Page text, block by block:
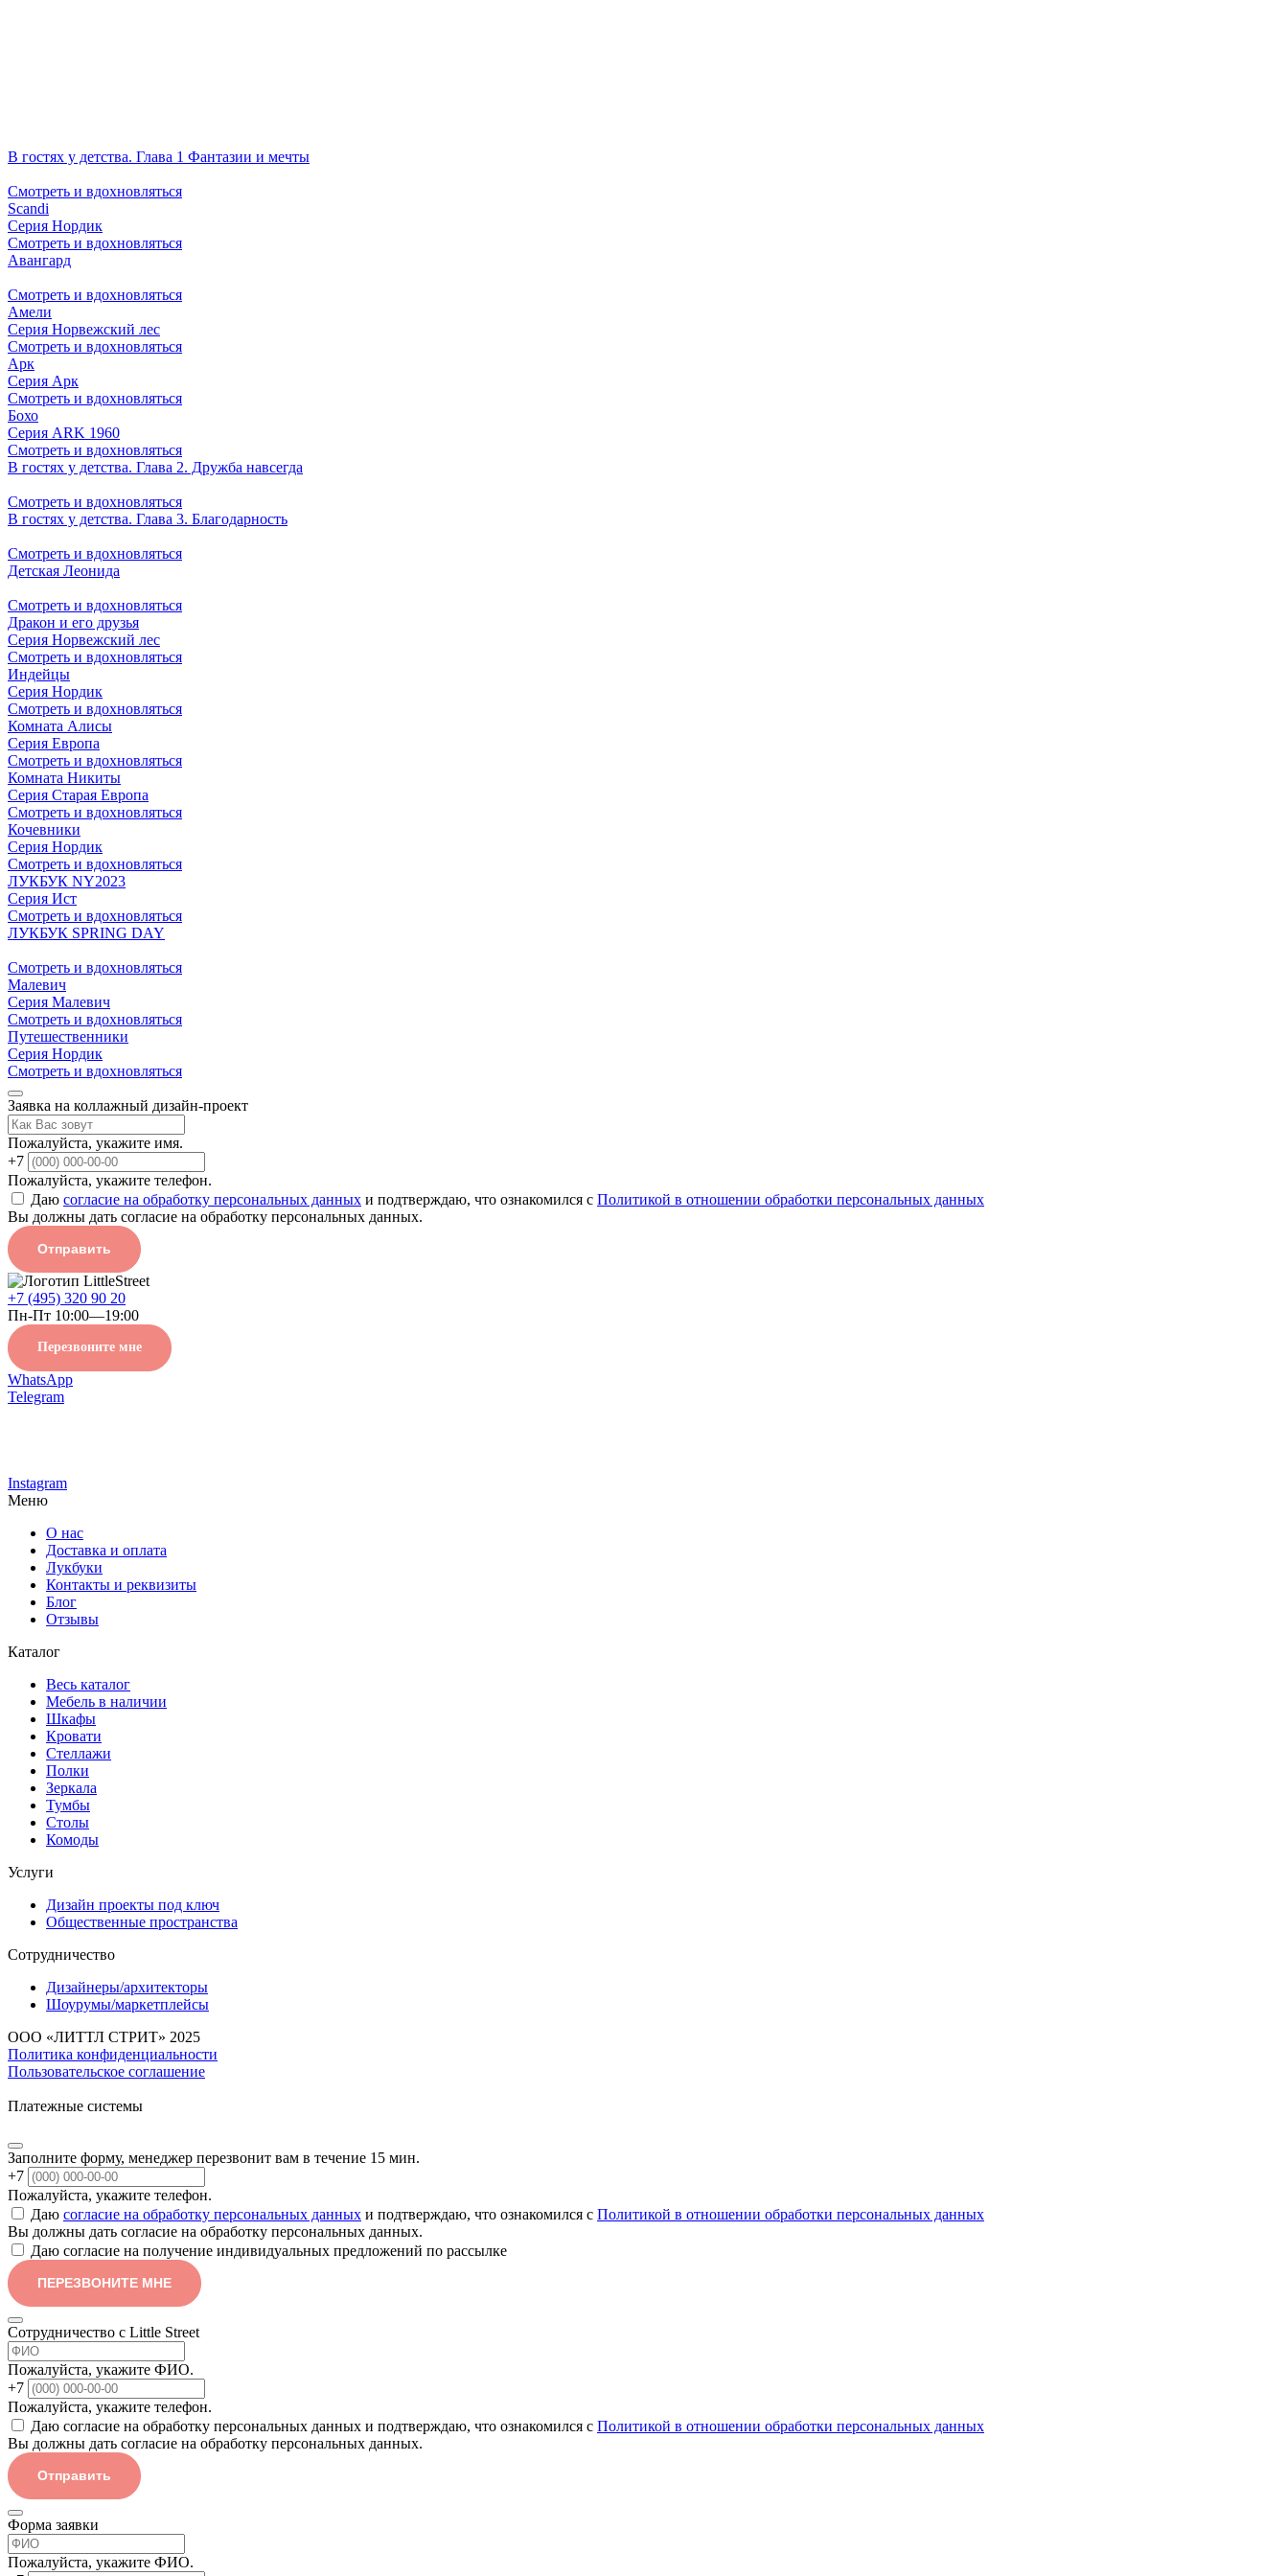
В гостях у детства. Глава 1 Фантазии и мечты
Смотреть и вдохновляться
Scandi
Серия Нордик
Смотреть и вдохновляться
Авангард
Смотреть и вдохновляться
Амели
Серия Норвежский лес
Смотреть и вдохновляться
Арк
Серия Арк
Смотреть и вдохновляться
Бохо
Серия ARK 1960
Смотреть и вдохновляться
В гостях у детства. Глава 2. Дружба навсегда
Смотреть и вдохновляться
В гостях у детства. Глава 3. Благодарность
Смотреть и вдохновляться
Детская Леонида
Смотреть и вдохновляться
Дракон и его друзья
Серия Норвежский лес
Смотреть и вдохновляться
Индейцы
Серия Нордик
Смотреть и вдохновляться
Комната Алисы
Серия Европа
Смотреть и вдохновляться
Комната Никиты
Серия Старая Европа
Смотреть и вдохновляться
Кочевники
Серия Нордик
Смотреть и вдохновляться
ЛУКБУК NY2023
Серия Ист
Смотреть и вдохновляться
ЛУКБУК SPRING DAY
Смотреть и вдохновляться
Малевич
Серия Малевич
Смотреть и вдохновляться
Путешественники
Серия Нордик
Смотреть и вдохновляться
Заявка на коллажный дизайн-проект
Пожалуйста, укажите имя.
+7
Пожалуйста, укажите телефон.
Даю согласие на обработку персональных данных и подтверждаю, что ознакомился с Политикой в отношении обработки персональных данных
Вы должны дать согласие на обработку персональных данных.
Отправить
+7 (495) 320 90 20
Пн-Пт 10:00—19:00
Перезвоните мне
WhatsApp
Telegram
Instagram
Меню
О нас
Доставка и оплата
Лукбуки
Контакты и реквизиты
Блог
Отзывы
Каталог
Весь каталог
Мебель в наличии
Шкафы
Кровати
Стеллажи
Полки
Зеркала
Тумбы
Столы
Комоды
Услуги
Дизайн проекты под ключ
Общественные пространства
Сотрудничество
Дизайнеры/архитекторы
Шоурумы/маркетплейсы
ООО «ЛИТТЛ СТРИТ» 2025
Политика конфиденциальности
Пользовательское соглашение
Платежные системы
Заполните форму, менеджер перезвонит вам в течение 15 мин.
+7
Пожалуйста, укажите телефон.
Даю согласие на обработку персональных данных и подтверждаю, что ознакомился с Политикой в отношении обработки персональных данных
Вы должны дать согласие на обработку персональных данных.
Даю согласие на получение индивидуальных предложений по рассылке
ПЕРЕЗВОНИТЕ МНЕ
Сотрудничество с Little Street
Пожалуйста, укажите ФИО.
+7
Пожалуйста, укажите телефон.
Даю согласие на обработку персональных данных и подтверждаю, что ознакомился с Политикой в отношении обработки персональных данных
Вы должны дать согласие на обработку персональных данных.
Отправить
Форма заявки
Пожалуйста, укажите ФИО.